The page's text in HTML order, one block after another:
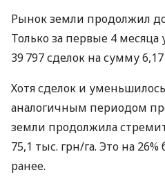
Рынок земли продолжил
Только за первые 4
39 797 сделок на сумму
Хотя сделок и
аналогичным периодом
земли продолжила
75,1 тыс. грн/га. Это на
ранее.